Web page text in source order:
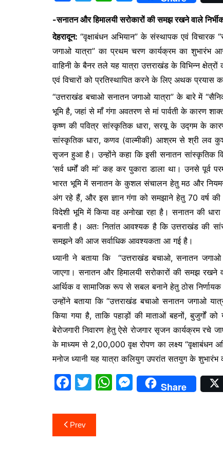
c
e
b
o
o
k
w
itt
er
h
at
s
A
p
p
e
s
s
e
n
g
er
-सनातन और हिमालयी सरोकारों की समझ रखने वाले
देहरादून:“वृक्षाबंधन अभियान” के संस्थापक एवं विचारक
जगाओ यात्रा” का प्रथम चरण कार्यक्रम का शुभारंभ
वाहिनी के बैनर तले यह यात्रा उत्तराखंड के विभिन्न
एवं विचारों को प्रतिस्थापित करने के लिए अथक प्रयास
“उत्तराखंड बचाओ सनातन जगाओ यात्रा” के बारे में
भूमि है, जहां से माँ गंगा अवतरण से मां पार्वती के कारण
कृष्ण की पवित्र सांस्कृतिक धारा, सरयू के उद्गम के
सांस्कृतिक धारा, कणव (वाल्मीकी) आश्रम से श्री लव
सृजन हुआ है। उन्होंने कहा कि इसी सनातन सांस्कृतिक
‘सर्व धर्मों की मां’ कह कर पुकारा डाला था। उनसे
भारत भूमि में सनातन के कुशल संचालन हेतु मठ और
अंग रहे हैं, और इस ज्ञान गंगा को समझाने हेतु 70 वर्ष की
विदेशी भूमि में किया वह अनोखा रहा है। सनातन की
बनाती है। अतः नितांत आवश्यक है कि उत्तराखंड की
समझने की आज सर्वाधिक आवश्यकता आ गई है।
ध्यानी ने बताया कि “उत्तराखंड बचाओ, सनातन
जाएगा। सनातन और हिमालयी सरोकारों की समझ रखने
आर्थिक व सामाजिक रूप से सबल बनाने हेतु ठोस
उन्होंने बताया कि “उत्तराखंड बचाओ सनातन जगाओ
किया गया है, ताकि पहाड़ों की माताओं बहनों, बुजुर्गों
बेरोजगारी निवारण हेतु ऐसे रोजगार सृजन कार्यक्रम रचे
के माध्यम से 2,00,000 वृक्ष रोपण का लक्ष्य “वृक्षाबंधन
मनोज ध्यानी यह यात्रा कलियुग उपरांत सतयुग के
F
c
e
T
itt
er
W M
e
Share
Post
navigation
Prev